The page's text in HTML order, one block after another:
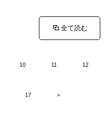
全て読む
10 11 12
17 >